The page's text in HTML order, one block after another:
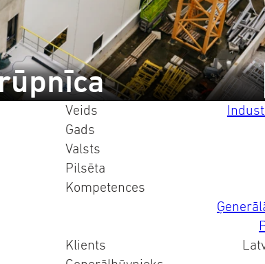
Veids
Gads
Valsts
Pilsēta
Kompetences
Klients